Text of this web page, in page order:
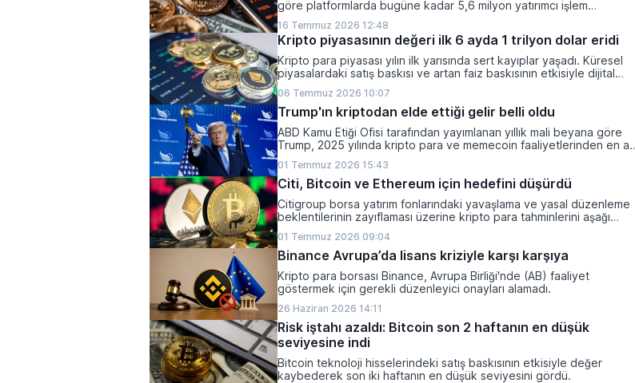
göre platformlarda bugüne kadar 5,6 milyon yatırımcı işlem
olarak belirlendi.
16 Temmuz 2026 12:48
Kripto piyasasının değeri ilk 6 ayda 1 trilyon dolar eridi
Kripto para piyasası yılın ilk yarısında sert kayıplar yaşadı. Küresel
piyasalardaki satış baskısı ve artan faiz baskısının etkisiyle dijital
kaydetti.
06 Temmuz 2026 10:07
Trump'ın kriptodan elde ettiği gelir belli oldu
ABD Kamu Etiği Ofisi tarafından yayımlanan yıllık mali beyana göre
Trump, 2025 yılında kripto para ve memecoin faaliyetlerinden en az
01 Temmuz 2026 15:43
Citi, Bitcoin ve Ethereum için hedefini düşürdü
Citigroup borsa yatırım fonlarındaki yavaşlama ve yasal düzenleme
beklentilerinin zayıflaması üzerine kripto para tahminlerini aşağı
01 Temmuz 2026 09:04
Binance Avrupa’da lisans kriziyle karşı karşıya
Kripto para borsası Binance, Avrupa Birliği'nde (AB) faaliyet
göstermek için gerekli düzenleyici onayları alamadı.
26 Haziran 2026 14:11
Risk iştahı azaldı: Bitcoin son 2 haftanın en düşük
seviyesine indi
Bitcoin teknoloji hisselerindeki satış baskısının etkisiyle değer
kaybederek son iki haftanın en düşük seviyesini gördü.